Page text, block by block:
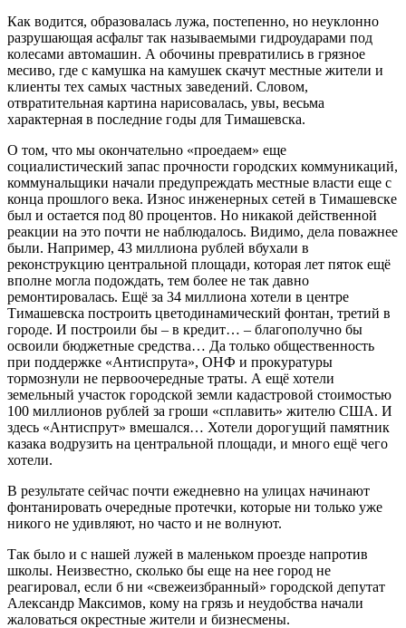
Как водится, образовалась лужа, постепенно, но неуклонно
разрушающая асфальт так называемыми гидроударами под
колесами автомашин. А обочины превратились в грязное
месиво, где с камушка на камушек скачут местные жители и
клиенты тех самых частных заведений. Словом,
отвратительная картина нарисовалась, увы, весьма
характерная в последние годы для Тимашевска.
О том, что мы окончательно «проедаем» еще
социалистический запас прочности городских коммуникаций,
коммунальщики начали предупреждать местные власти еще с
конца прошлого века. Износ инженерных сетей в Тимашевске
был и остается под 80 процентов. Но никакой действенной
реакции на это почти не наблюдалось. Видимо, дела поважнее
были. Например, 43 миллиона рублей вбухали в
реконструкцию центральной площади, которая лет пяток ещё
вполне могла подождать, тем более не так давно
ремонтировалась. Ещё за 34 миллиона хотели в центре
Тимашевска построить цветодинамический фонтан, третий в
городе. И построили бы – в кредит… – благополучно бы
освоили бюджетные средства… Да только общественность
при поддержке «Антиспрута», ОНФ и прокуратуры
тормознули не первоочередные траты. А ещё хотели
земельный участок городской земли кадастровой стоимостью
100 миллионов рублей за гроши «сплавить» жителю США. И
здесь «Антиспрут» вмешался… Хотели дорогущий памятник
казака водрузить на центральной площади, и много ещё чего
хотели.
В результате сейчас почти ежедневно на улицах начинают
фонтанировать очередные протечки, которые ни только уже
никого не удивляют, но часто и не волнуют.
Так было и с нашей лужей в маленьком проезде напротив
школы. Неизвестно, сколько бы еще на нее город не
реагировал, если б ни «свежеизбранный» городской депутат
Александр Максимов, кому на грязь и неудобства начали
жаловаться окрестные жители и бизнесмены.